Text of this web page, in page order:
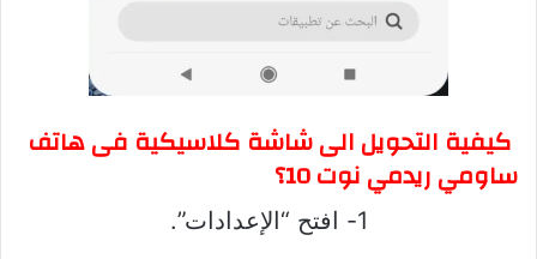
كيفية التحويل الى شاشة كلاسيكية فى هاتف
ساومي ريدمي نوت 10؟
1- افتح “الإعدادات”.